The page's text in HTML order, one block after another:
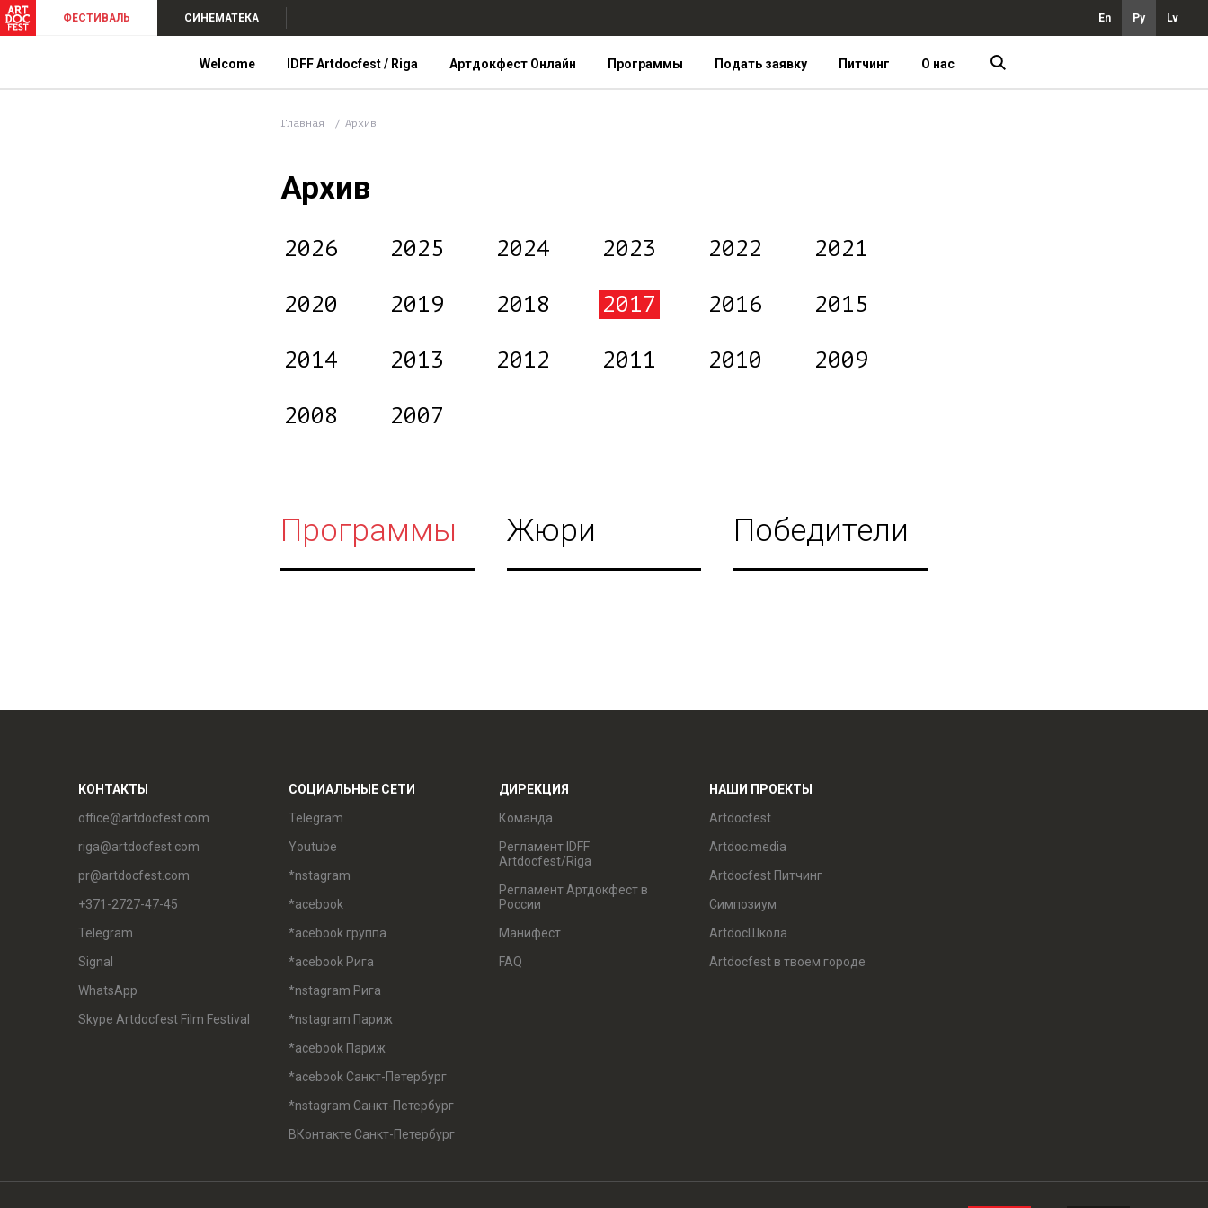
ФЕСТИВАЛЬ СИНЕМАТЕКА En Ру Lv
Welcome IDFF Artdocfest / Riga Артдокфест Онлайн Программы Подать заявку Питчинг О нас
Главная Архив
Архив
2026 2025 2024 2023 2022 2021
2020 2019 2018 2017 2016 2015
2014 2013 2012 2011 2010 2009
2008 2007
Программы Жюри Победители
КОНТАКТЫ
office@artdocfest.com
riga@artdocfest.com
pr@artdocfest.com
+371-2727-47-45
Telegram
Signal
WhatsApp
Skype Artdocfest Film Festival
СОЦИАЛЬНЫЕ СЕТИ
Telegram
Youtube
*nstagram
*acebook
*acebook группа
*acebook Рига
*nstagram Рига
*nstagram Париж
*acebook Париж
*acebook Санкт-Петербург
*nstagram Санкт-Петербург
ВКонтакте Санкт-Петербург
ДИРЕКЦИЯ
Команда
Регламент IDFF
Artdocfest/Riga
Регламент Артдокфест в
России
Манифест
FAQ
НАШИ ПРОЕКТЫ
Artdocfest
Artdoc.media
Artdocfest Питчинг
Симпозиум
ArtdocШкола
Artdocfest в твоем городе